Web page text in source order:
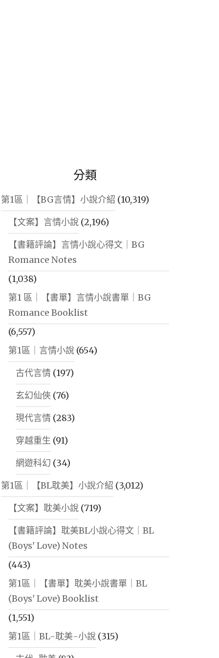
分類
第1區｜【BG言情】小說介紹 (10,319)
【文案】言情小說(2,196)
【書籍評論】言情小說心得文｜BG
Romance Notes
(1,038)
第1 區｜【書單】言情小說書單｜BG
Romance Booklist
(6,557)
第1區｜言情小說(654)
古代言情(197)
玄幻仙俠 (76)
現代言情(283)
穿越重生 (91)
網遊科幻 (34)
第1區｜【BL耽美】小說介紹 (3,012)
【文案】耽美小說(719)
【書籍評論】耽美BL小說心得文｜BL
(Boys' Love) Notes
(443)
第1區｜【書單】耽美小說書單｜BL
(Boys' Love) Booklist
(1,551)
第1區｜BL-耽美-小說(315)